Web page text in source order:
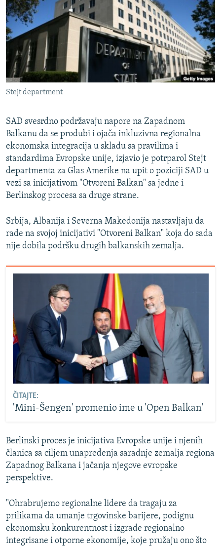
ISPRIČAJ MI
DNEVNO@RSE
SPECIJALI RSE
VIŠE OD NASLOVA
GENOCID U SREBRENICI
POPLAVE I KLIZIŠTA U BIH 2024.
TV LIBERTY
POST SCRIPTUM
TRI DECENIJE OD RATA U BIH
SVE KARTE DEJTONA
PRATITE NAS
Sve RFE/RL stranice
Stejt department
SAD svesrdno podržavaju napore na Zapadnom
Balkanu da se produbi i ojača inkluzivna regionalna
ekonomska integracija u skladu sa pravilima i
standardima Evropske unije, izjavio je potrparol Stejt
departmenta za Glas Amerike na upit o poziciji SAD u
vezi sa inicijativom "Otvoreni Balkan" sa jedne i
Berlinskog procesa sa druge strane.
Srbija, Albanija i Severna Makedonija nastavljaju da
rade na svojoj inicijativi "Otvoreni Balkan" koja do sada
nije dobila podršku drugih balkanskih zemalja.
ČITAJTE:
'Mini-Šengen' promenio ime u 'Open Balkan'
Berlinski proces je inicijativa Evropske unije i njenih
članica sa ciljem unapređenja saradnje zemalja regiona
Zapadnog Balkana i jačanja njegove evropske
perspektive.
"Ohrabrujemo regionalne lidere da tragaju za
prilikama da umanje trgovinske barijere, podignu
ekonomsku konkurentnost i izgrade regionalno
integrisane i otporne ekonomije, koje pružaju ono što